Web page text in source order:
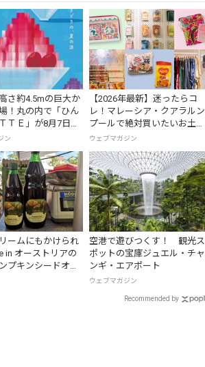
さ約4.5mの巨大か
！丸の内で「ひん
ＴＥ」が8月7日か
像一覧
ン
【2026年最新】迷ったらコ
レ！マレーシア・クアラルン
プールで絶対買いたいお土産
15選
ウェブマガジン
ームにもかけられ
in オーストリアの
プキンシードオイ
」はオール
空港で遊びつくす！ 観光ス
ポットの宝庫ジュエル・チャ
ンギ・エアポート
ウェブマガジン
Recommended by